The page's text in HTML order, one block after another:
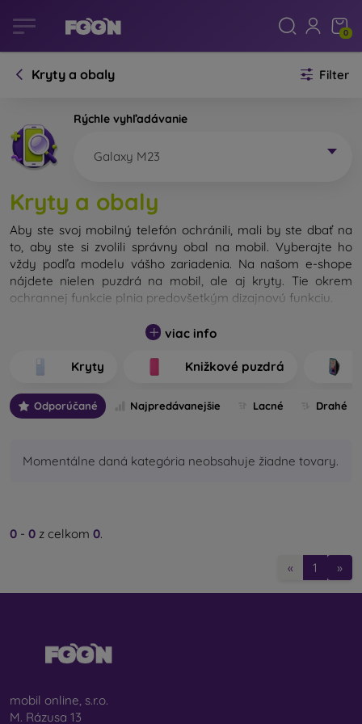
0
Kryty a obaly Filter
Rýchle vyhľadávanie
Galaxy M23
Kryty a obaly
Aby ste svoj mobilný telefón ochránili, mali by ste dbať na
to, aby ste si zvolili správny obal na mobil. Vyberajte ho
vždy podľa modelu vášho zariadenia. Na našom e-shope
nájdete nielen puzdrá na mobil, ale aj kryty. Tie okrem
ochrannej funkcie plnia predovšetkým dizajnovú funkciu.
Kryt na mobil môžeme nazvať tiež zadný kryt. Je určený na
ochranu zadnej časti telefónu. Jednotlivé kryty na mobil sa
odlišujú hlavne hrúbkou a použitým materiálom na ich
výrobu.
Aké typy zadných krytov na mobil rozlišujeme?
ultratenké gumené alebo silikónové kryty, ktoré majú
výbornú pružnosť a sú spoľahlivé. Najčastejšie sa
svetu. Aj napriek tomu však chcú, aby bol ich telefón
chránený. Jeho výhodou je, že nevytláča nalepené
ochranné sklo na mobil. Môžete preto siahnuť aj po
celotvárovom 3D tvrdenom skle, ktoré spolu s krytom
Štýlové zadné kryty
najrôznejších variantoch, motívoch či farbách, a preto
môžete vďaka nim jedinečným spôsobom vyjadriť svoju
viac info
Kryty Knižkové puzdrá
Odporúčané Najpredávanejšie Lacné Drahé
Momentálne daná kategória neobsahuje žiadne tovary.
0 - 0 z celkom 0.
« 1 »
mobil online, s.r.o.
M. Rázusa 13